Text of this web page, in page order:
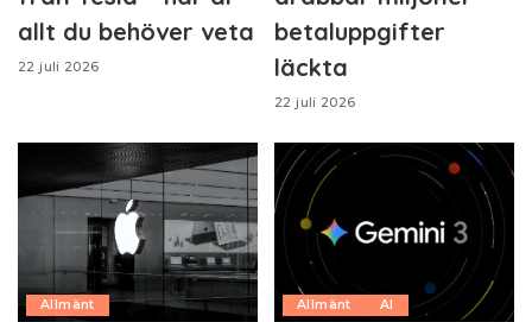
allt du behöver veta
22 juli 2026
betaluppgifter
läckta
22 juli 2026
Allmänt Allmänt AI